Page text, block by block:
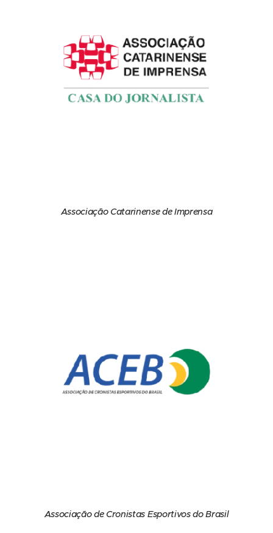
Associação Catarinense de Imprensa
Associação de Cronistas Esportivos do Brasil